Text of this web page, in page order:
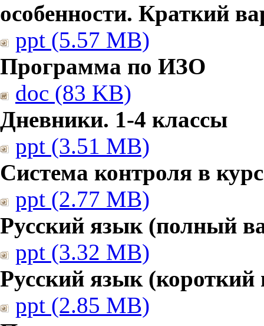
особенности. Краткий
ppt (5.57 MB)
Программа по ИЗО
doc (83 KB)
Дневники. 1-4 классы
ppt (3.51 MB)
Система контроля в
ppt (2.77 MB)
Русский язык (полный
ppt (3.32 MB)
Русский язык (короткий
ppt (2.85 MB)